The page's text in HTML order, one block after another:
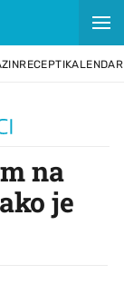
RECEPTIKALENDAR
na
je